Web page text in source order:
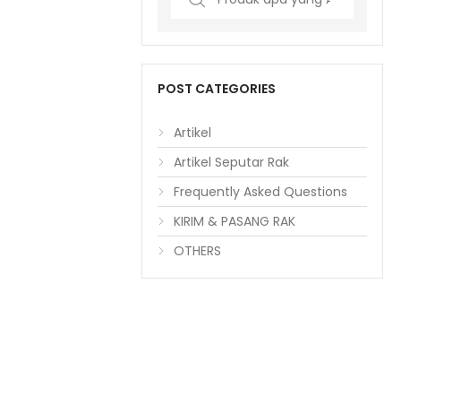
POST CATEGORIES
Artikel
Artikel Seputar Rak
Frequently Asked Questions
KIRIM & PASANG RAK
OTHERS